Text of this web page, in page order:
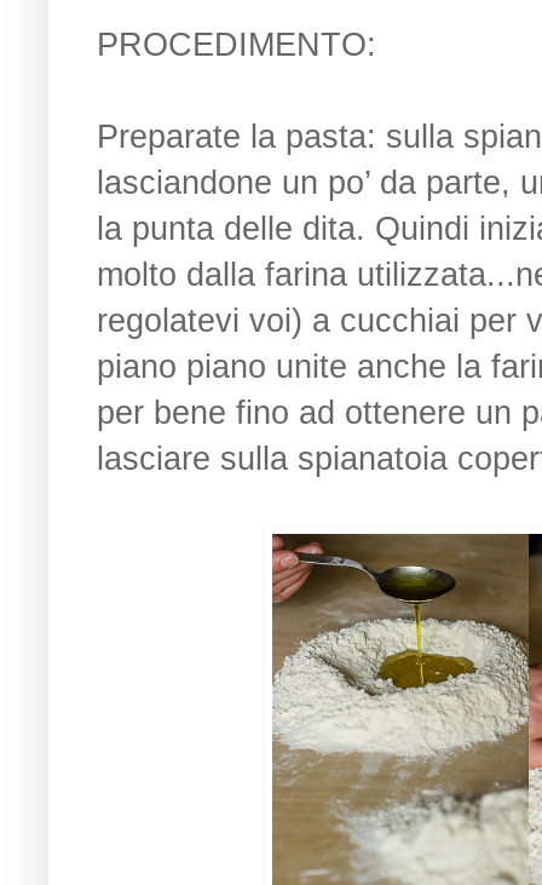
PROCEDIMENTO:
Preparate la pasta: sulla
lasciandone un po’ da parte,
la punta delle dita. Quindi
molto dalla farina
regolatevi voi) a cucchiai per
piano piano unite anche la
per bene fino ad ottenere un
lasciare sulla spianatoia